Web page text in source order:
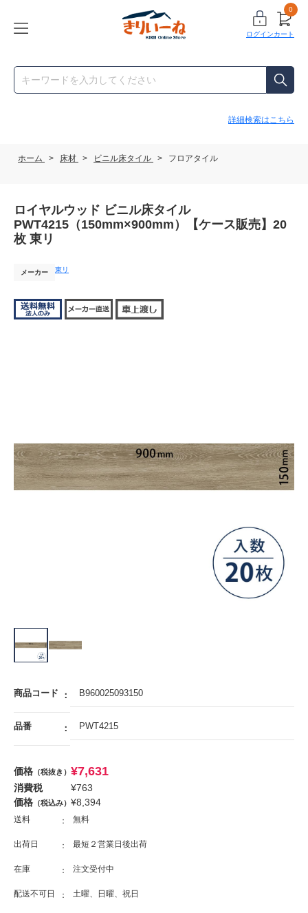
ログイン
0
カート
詳細検索はこちら
ホーム > 床材 > ビニル床タイル > フロアタイル
ロイヤルウッド ビニル床タイル
PWT4215（150mm×900mm）【ケース販売】20
枚 東リ
メーカー 東リ
商品コード B960025093150
品番 PWT4215
価格 （税抜き） ¥7,631
消費税 ¥763
価格 （税込み） ¥8,394
送料 無料
出荷日 最短２営業日後出荷
在庫 注文受付中
配送不可日 土曜、日曜、祝日